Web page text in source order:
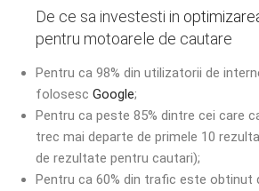
De ce sa investesti in
pentru motoarele de cautare
Pentru ca 98% din utilizatorii de
folosesc Google;
Pentru ca peste 85% dintre cei care
trec mai departe de primele 10
de rezultate pentru cautari);
Pentru ca 60% din trafic este obtinut